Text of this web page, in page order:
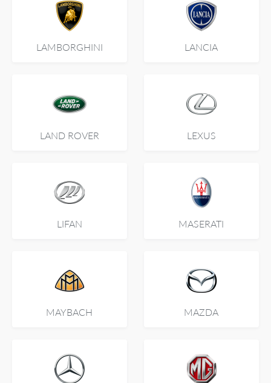
LAMBORGHINI LANCIA
LAND ROVER LEXUS
LIFAN MASERATI
MAYBACH MAZDA